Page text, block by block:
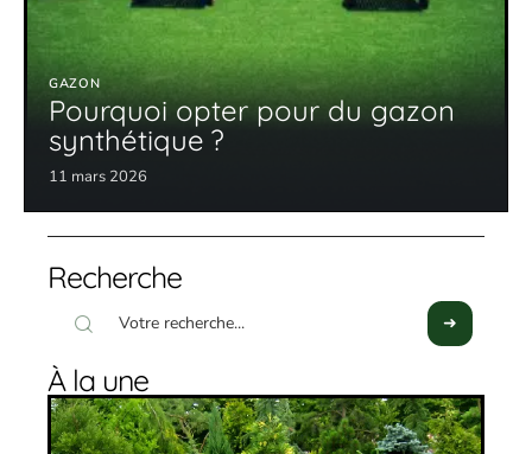
GAZON
Pourquoi opter pour du gazon
synthétique ?
11 mars 2026
Recherche
À la une